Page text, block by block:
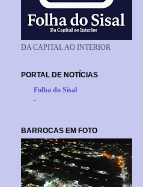
DA CAPITAL AO INTERIOR
PORTAL DE NOTÍCIAS
Folha do Sisal
-
BARROCAS EM FOTO